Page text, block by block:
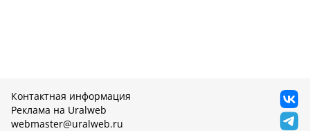
Контактная информация
Реклама на Uralweb
webmaster@uralweb.ru